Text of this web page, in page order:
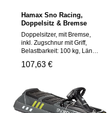
Hamax Sno Racing,
Doppelsitz & Bremse
Doppelsitzer, mit Bremse,
inkl. Zugschnur mit Griff,
Belastbarkeit: 100 kg, Länge
5+Warnhinweise:ACHTUNG
und/oder abreißbare
Kleinteile enthalten, die z. B.
verschluckt werden könnten.
Regulärer Preis:
107,63 €